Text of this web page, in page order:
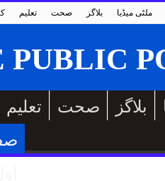
تعلیم صحت بلاگز ملٹی میڈیا
تعلیم صحت بلاگز